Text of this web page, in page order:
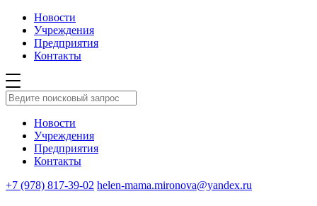
Новости
Учреждения
Предприятия
Контакты
Новости
Учреждения
Предприятия
Контакты
+7 (978) 817-39-02 helen-mama.mironova@yandex.ru